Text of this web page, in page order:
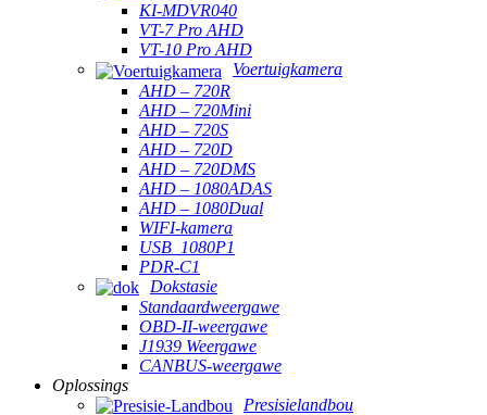
KI-MDVR040
VT-7 Pro AHD
VT-10 Pro AHD
Voertuigkamera
AHD – 720R
AHD – 720Mini
AHD – 720S
AHD – 720D
AHD – 720DMS
AHD – 1080ADAS
AHD – 1080Dual
WIFI-kamera
USB_1080P1
PDR-C1
Dokstasie
Standaardweergawe
OBD-II-weergawe
J1939 Weergawe
CANBUS-weergawe
Oplossings
Presisielandbou